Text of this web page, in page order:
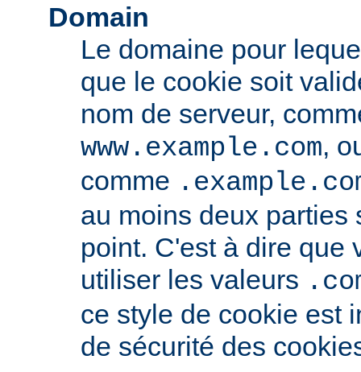
Domain
Le domaine pour
que le cookie soit
nom de serveur,
www.example.com,
comme
au moins deux parties
point. C'est à dire que
utiliser les valeurs
ce style de cookie est
de sécurité des